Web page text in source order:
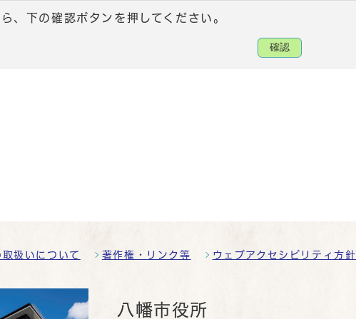
、下の確認ボタンを押してください。
確認
扱いについて 著作権・リンク等 ウェブアクセシビリティ方針
八幡市役所